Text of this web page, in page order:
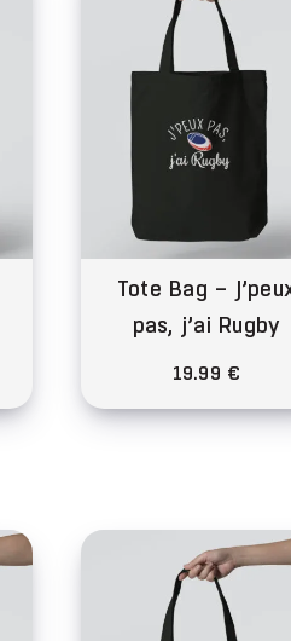
Tote Bag –
pas, j’ai Rugby
19.99 €
Ce
Les
options